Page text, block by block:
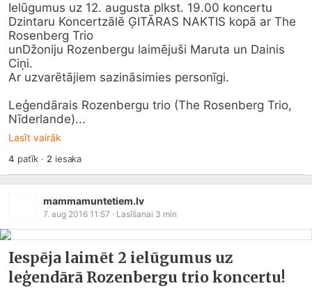
Ielūgumus uz 12. augusta plkst. 19.00 koncertu
Dzintaru Koncertzālē ĢITĀRAS NAKTIS kopā ar The
Rosenberg Trio
unDžoniju Rozenbergu laimējuši Maruta un Dainis
Ciņi.
Ar uzvarētājiem sazināsimies personīgi.
Leģendārais Rozenbergu trio (The Rosenberg Trio,
Nīderlande)...
Lasīt vairāk
4 patīk · 2 iesaka
mammamuntetiem.lv
7. aug 2016 11:57 · Lasīšanai 3 min
Iespēja laimēt 2 ielūgumus uz
leģendārā Rozenbergu trio koncertu!